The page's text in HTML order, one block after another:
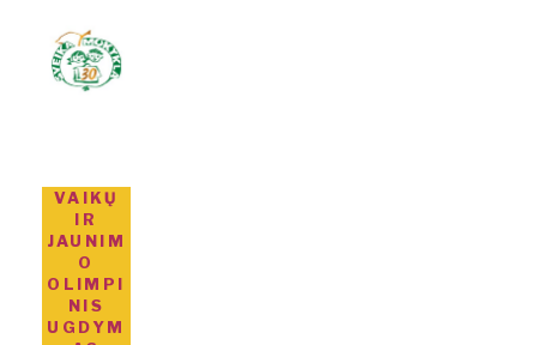
VAIKŲ
IR
JAUNIM
O
OLIMPI
NIS
UGDYM